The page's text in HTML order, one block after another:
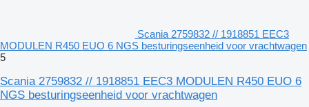
Scania 2759832 // 1918851 EEC3
MODULEN R450 EUO 6 NGS besturingseenheid voor vrachtwagen
5
Scania 2759832 // 1918851 EEC3 MODULEN R450 EUO 6
NGS besturingseenheid voor vrachtwagen